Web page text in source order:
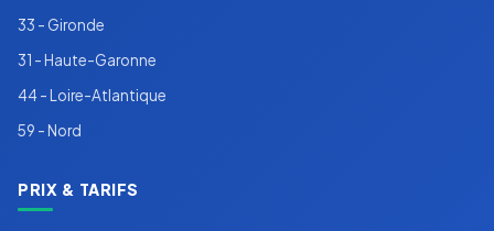
33 - Gironde
31 - Haute-Garonne
44 - Loire-Atlantique
59 - Nord
PRIX & TARIFS